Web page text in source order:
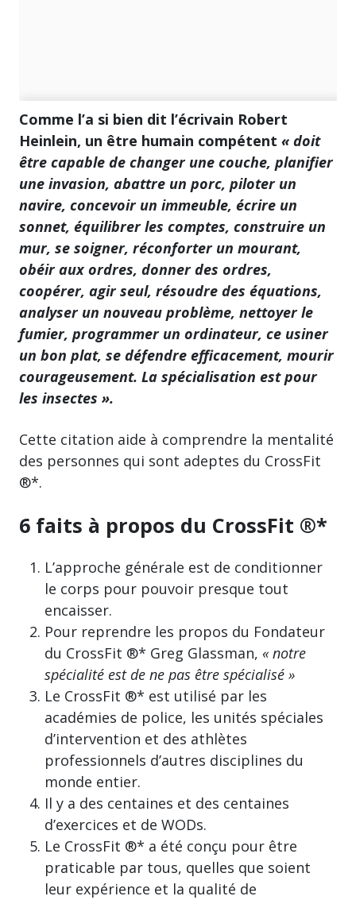
Comme l’a si bien dit l’écrivain Robert
Heinlein, un être humain compétent « doit
être capable de changer une couche, planifier
une invasion, abattre un porc, piloter un
navire, concevoir un immeuble, écrire un
sonnet, équilibrer les comptes, construire un
mur, se soigner, réconforter un mourant,
obéir aux ordres, donner des ordres,
coopérer, agir seul, résoudre des équations,
analyser un nouveau problème, nettoyer le
fumier, programmer un ordinateur, ce usiner
un bon plat, se défendre efficacement, mourir
courageusement. La spécialisation est pour
les insectes ».
Cette citation aide à comprendre la mentalité
des personnes qui sont adeptes du CrossFit
®*.
6 faits à propos du CrossFit ®*
L’approche générale est de conditionner
le corps pour pouvoir presque tout
encaisser.
Pour reprendre les propos du Fondateur
du CrossFit ®* Greg Glassman, « notre
spécialité est de ne pas être spécialisé »
Le CrossFit ®* est utilisé par les
académies de police, les unités spéciales
d’intervention et des athlètes
professionnels d’autres disciplines du
monde entier.
Il y a des centaines et des centaines
d’exercices et de WODs.
Le CrossFit ®* a été conçu pour être
praticable par tous, quelles que soient
leur expérience et la qualité de